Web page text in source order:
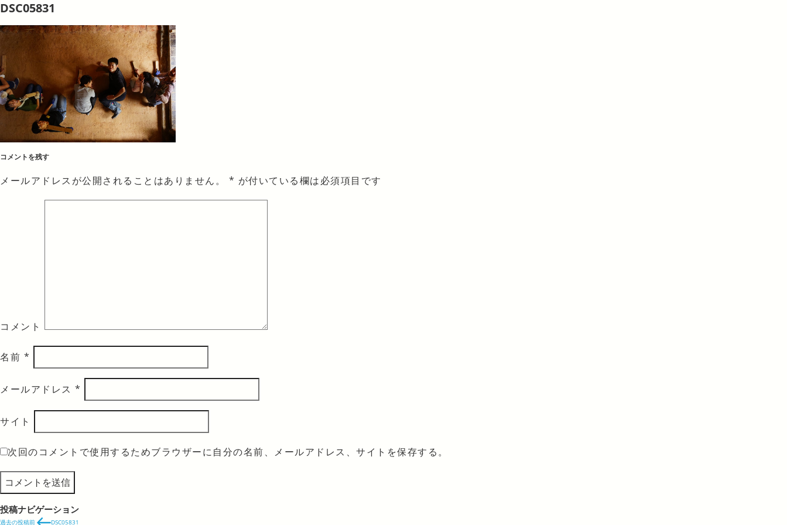
DSC05831
コメントを残す
メールアドレスが公開されることはありません。 * が付いている欄は必須項目です
コメント
名前 *
メールアドレス *
サイト
次回のコメントで使用するためブラウザーに自分の名前、メールアドレス、サイトを保存する。
投稿ナビゲーション
過去の投稿前 DSC05831